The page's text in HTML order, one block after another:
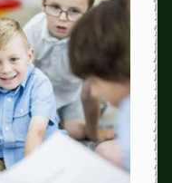
451
321
13
632
0